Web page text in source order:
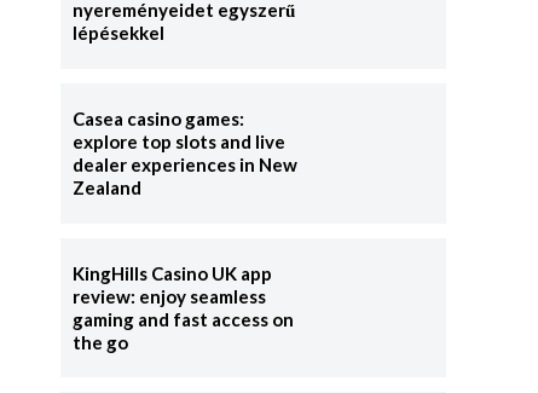
nyereményeidet egyszerű
lépésekkel
Casea casino games:
explore top slots and live
dealer experiences in New
Zealand
KingHills Casino UK app
review: enjoy seamless
gaming and fast access on
the go